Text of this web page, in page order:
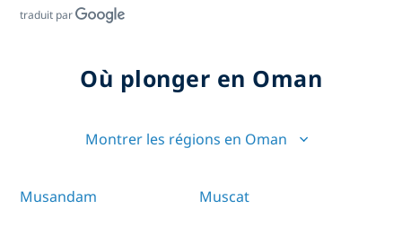
traduit par
Où plonger en Oman
Montrer les régions en Oman
Musandam Muscat